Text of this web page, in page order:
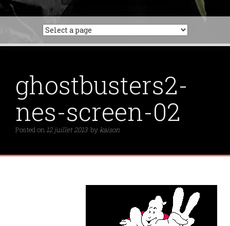
ghostbusters2-
nes-screen-02
Posted on 12 juillet 2013 bykaison